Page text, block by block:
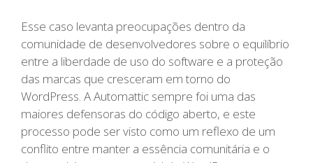
Esse caso levanta preocupações dentro da
comunidade de desenvolvedores sobre o equilíbrio
entre a liberdade de uso do software e a proteção
das marcas que cresceram em torno do
WordPress. A Automattic sempre foi uma das
maiores defensoras do código aberto, e este
processo pode ser visto como um reflexo de um
conflito entre manter a essência comunitária e o